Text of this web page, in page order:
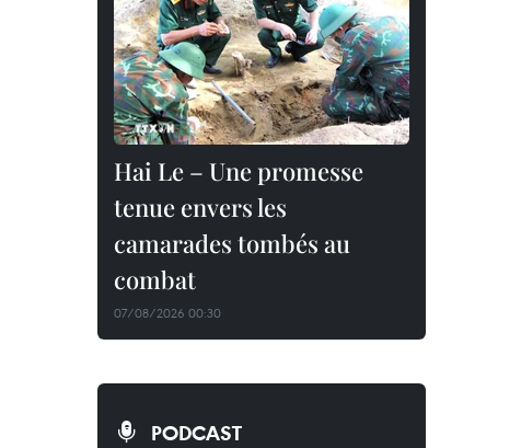
Hai Le – Une promesse
tenue envers les
camarades tombés au
combat
07/08/2026 00:30
PODCAST